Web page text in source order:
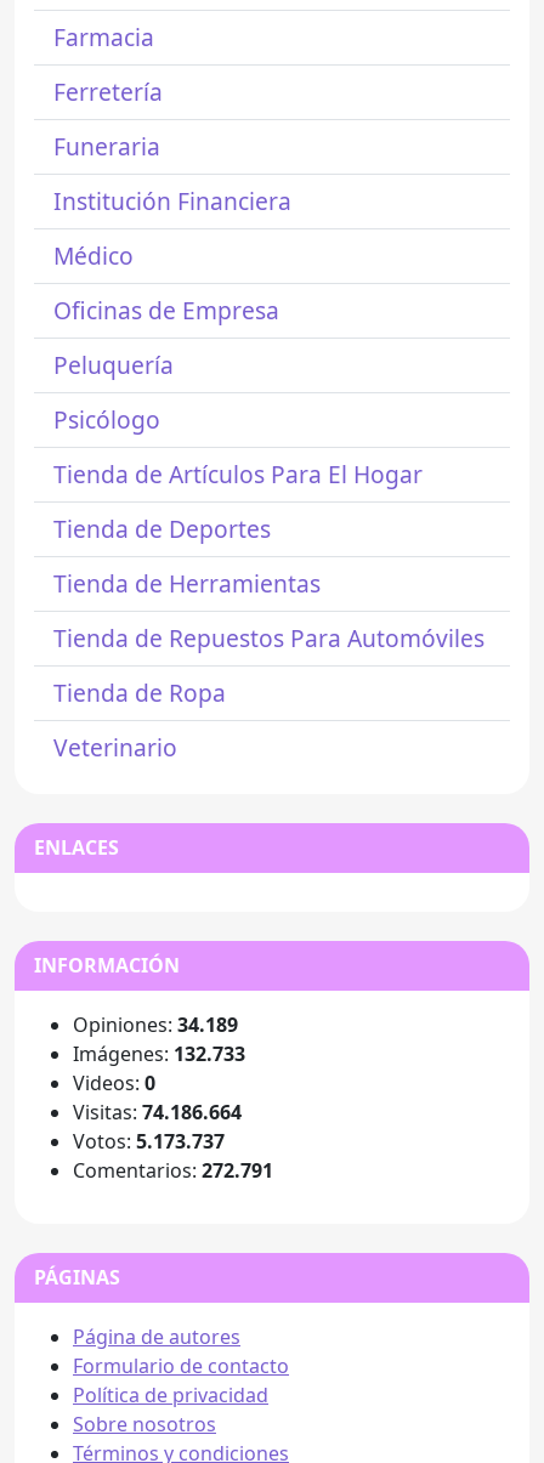
Farmacia
Ferretería
Funeraria
Institución Financiera
Médico
Oficinas de Empresa
Peluquería
Psicólogo
Tienda de Artículos Para El Hogar
Tienda de Deportes
Tienda de Herramientas
Tienda de Repuestos Para Automóviles
Tienda de Ropa
Veterinario
ENLACES
INFORMACIÓN
Opiniones: 34.189
Imágenes: 132.733
Videos: 0
Visitas: 74.186.664
Votos: 5.173.737
Comentarios: 272.791
PÁGINAS
Página de autores
Formulario de contacto
Política de privacidad
Sobre nosotros
Términos y condiciones